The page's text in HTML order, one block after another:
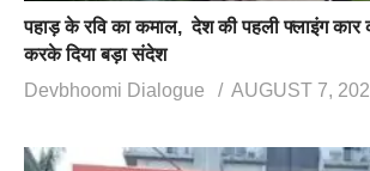
पहाड़ के रवि का कमाल, देश की पहली फ्लाइंग कार
करके दिया बड़ा संदेश
Devbhoomi Dialogue
AUGUST 7,